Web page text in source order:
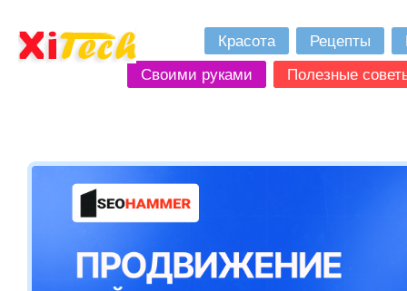
Красота Рецепты
Своими руками
Полезные